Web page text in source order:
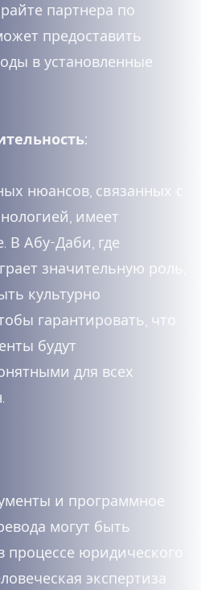
партнера по
предоставить
в установленные
нюансов, связанных с
имеет
В Абу-Даби, где
значительную роль,
культурно
гарантировать, что
будут
для всех
и программное
могут быть
юридического
экспертиза